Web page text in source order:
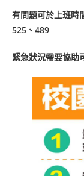
有問題可於上班時
525、489
緊急狀況需要協助